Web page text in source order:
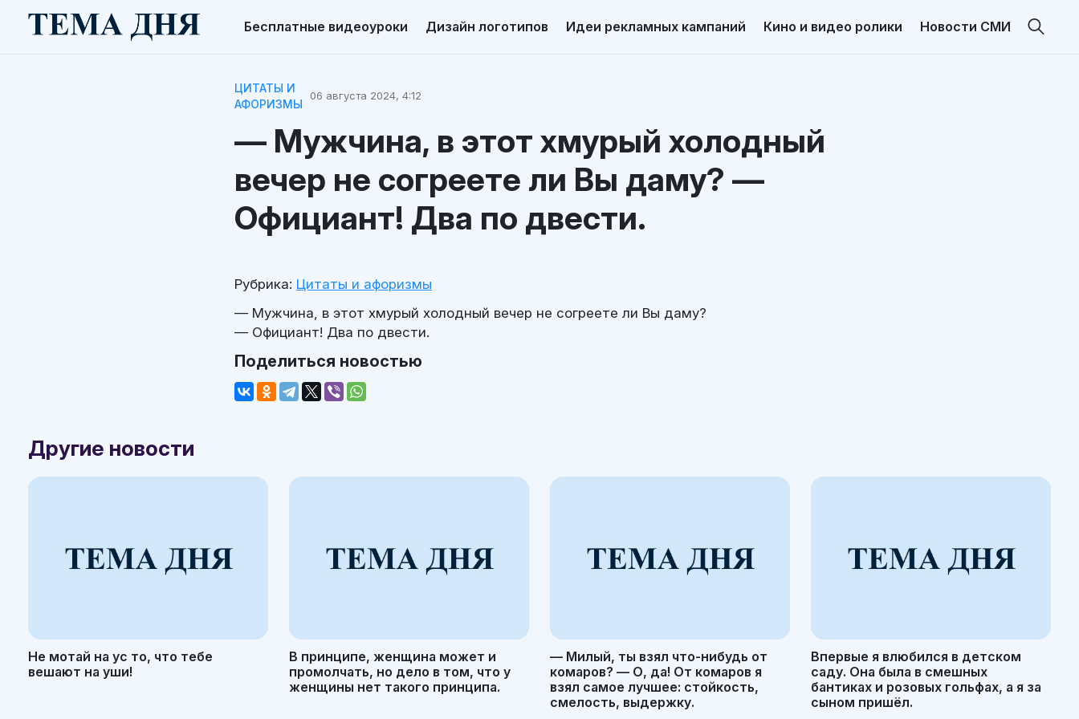
Бесплатные видеоуроки Дизайн логотипов Идеи рекламных кампаний Кино и видео ролики Новости СМИ
ЦИТАТЫ И
АФОРИЗМЫ
06 августа 2024, 4:12
— Мужчина, в этот хмурый холодный
вечер не согреете ли Вы даму? —
Официант! Два по двести.
Рубрика: Цитаты и афоризмы
— Мужчина, в этот хмурый холодный вечер не согреете ли Вы даму?
— Официант! Два по двести.
Поделиться новостью
Другие новости
Не мотай на ус то, что тебе
вешают на уши!
В принципе, женщина может и
промолчать, но дело в том, что у
женщины нет такого принципа.
— Милый, ты взял что-нибудь от
комаров? — О, да! От комаров я
взял самое лучшее: стойкость,
смелость, выдержку.
Впервые я влюбился в детском
саду. Она была в смешных
бантиках и розовых гольфах, а я за
сыном пришёл.